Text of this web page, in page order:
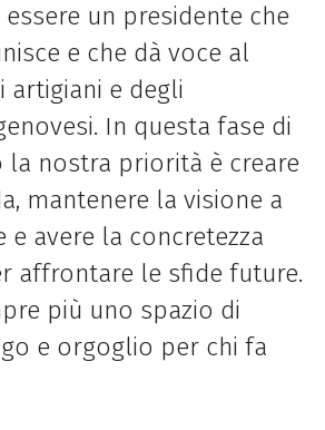
un presidente che
e che dà voce al
artigiani e degli
In questa fase di
la nostra priorità è creare
mantenere la visione a
avere la concretezza
affrontare le sfide future.
più uno spazio di
e orgoglio per chi fa